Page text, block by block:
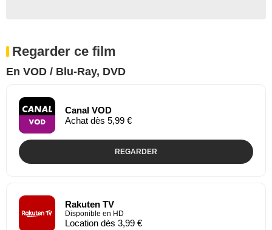
Regarder ce film
En VOD / Blu-Ray, DVD
Canal VOD
Achat dès 5,99 €
REGARDER
Rakuten TV
Disponible en HD
Location dès 3,99 €